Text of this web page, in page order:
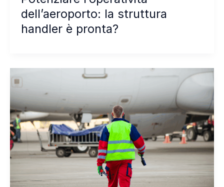
dell’aeroporto: la struttura
handler è pronta?